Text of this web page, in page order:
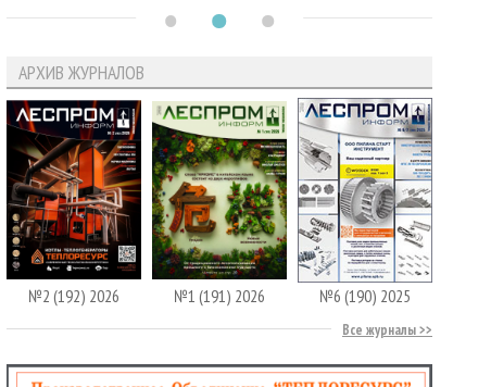
АРХИВ ЖУРНАЛОВ
№2 (192) 2026 №1 (191) 2026 №6 (190) 2025
Все журналы